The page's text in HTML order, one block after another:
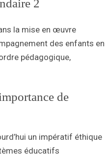
Les difficultés
efficace des
situation de
2.1.1.
L’éducation
et pédagogique